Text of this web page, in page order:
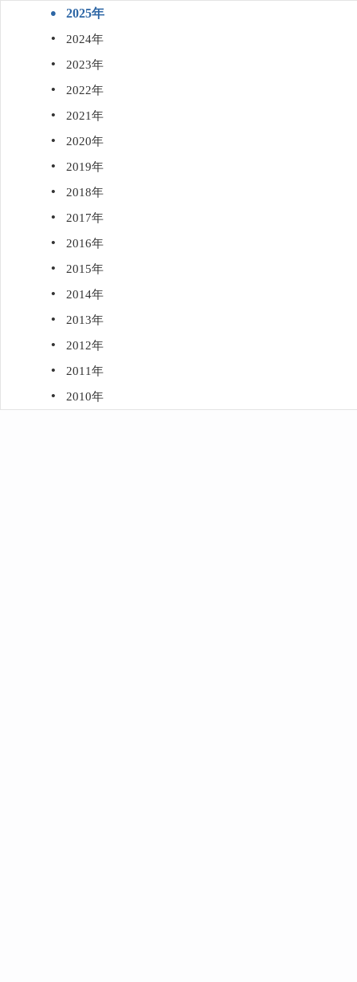
· 2025年
· 2024年
· 2023年
· 2022年
· 2021年
· 2020年
· 2019年
· 2018年
· 2017年
· 2016年
· 2015年
· 2014年
· 2013年
· 2012年
· 2011年
· 2010年